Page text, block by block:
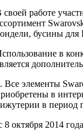
своей работе
бусины
в
Все элементы
в
в период
8 октября 2014